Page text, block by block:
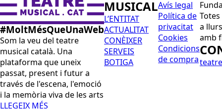
#MoltMésQueUnaWeb
Som la veu del teatre
musical català. Una
plataforma que uneix
passat, present i futur a
través de l'escena, l'emoció
i la memòria viva de les arts
MUSICAL
L’ENTITAT
ACTUALITAT
CONÈIXER
SERVEIS
BOTIGA
Avís legal
Política de
privacitat
Cookies
Condicions
de compra
a
amb
LLEGEIX MÉS